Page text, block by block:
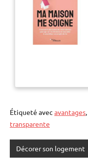
Étiqueté avec avantages,
transparente
Décorer son logement